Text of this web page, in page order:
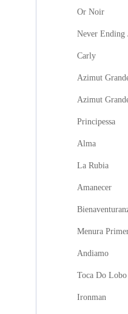
Or Noir
Never Ending
Carly
Azimut
Azimut
Principessa
Alma
La Rubia
Amanecer
Menura
Andiamo
Toca Do Lobo
Ironman